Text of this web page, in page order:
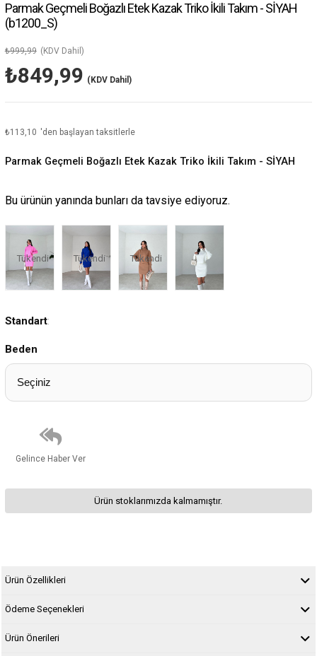
Parmak Geçmeli Boğazlı Etek Kazak Triko İkili Takım - SİYAH
(b1200_S)
₺999,99 (KDV Dahil)
₺849,99 (KDV Dahil)
₺113,10 'den başlayan taksitlerle
Parmak Geçmeli Boğazlı Etek Kazak Triko İkili Takım - SİYAH
Bu ürünün yanında bunları da tavsiye ediyoruz.
Tükendi Tükendi Tükendi
Standart
Beden
:
Gelince Haber Ver
Ürün stoklarımızda kalmamıştır.
Ürün Özellikleri
Ödeme Seçenekleri
Ürün Önerileri